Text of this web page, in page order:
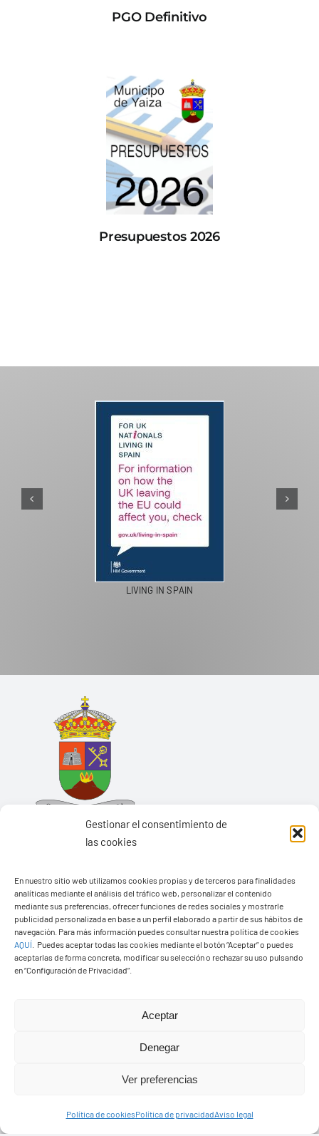
Gestionar el consentimiento de
las cookies
En nuestro sitio web utilizamos cookies propias y de terceros para finalidades
analíticas mediante el análisis del tráfico web, personalizar el contenido
mediante sus preferencias, ofrecer funciones de redes sociales y mostrarle
publicidad personalizada en base a un perfil elaborado a partir de sus hábitos de
navegación. Para más información puedes consultar nuestra política de cookies
AQUÍ
Puedes aceptar todas las cookies mediante el botón “Aceptar” o puedes
aceptarlas de forma concreta, modificar su selección o rechazar su uso pulsando
en “Configuración de Privacidad”.
Aceptar
Denegar
Ver preferencias
Política de cookiesPolítica de privacidadAviso legal
PGO Definitivo
Presupuestos 2026
LIVING IN SPAIN
Ayuntamiento de Yaiza
Pza. de Los Remedios, 1
35570 – Yaiza
Tel:928 83 62 20
© Copyright2026 Ayuntamiento de Yaiza - Todos los